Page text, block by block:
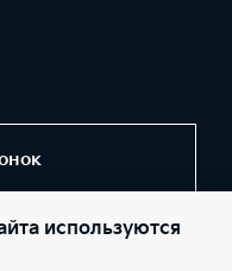
Самара» (Фактический
используются